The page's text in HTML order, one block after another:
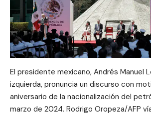
El presidente mexicano, Andrés Manuel
izquierda, pronuncia un discurso con
aniversario de la nacionalización del
marzo de 2024. Rodrigo Oropeza/AFP